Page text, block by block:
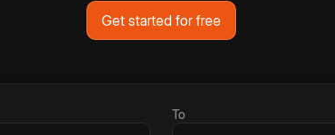
Get started for free
To